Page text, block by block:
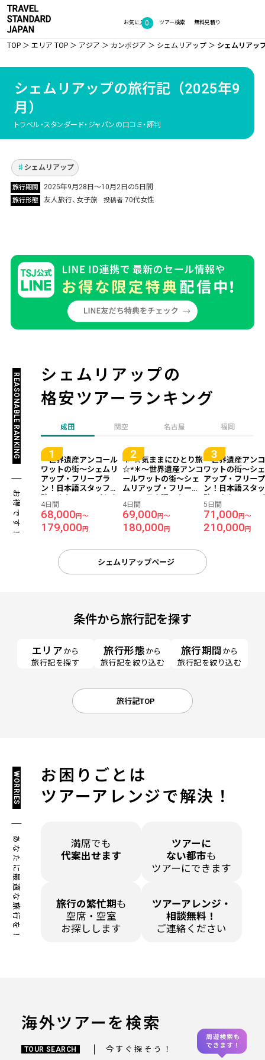
お気に入り
0 無料見積り
ツアー検索
TOP エリア TOP アジア カンボジア シェムリアップ シェムリアッ
シェムリアップの旅行記（2025年9
月）
トラベル・スタンダード・ジャパンの口コミ・評判
Vol.1333
友人と訪れたカンボジアのシェムリアップ！雨
季のアンコールワットと心に残った現地ガイド
ツアーの旅
シェムリアップ
旅行期間 2025年9月28日〜10月2日の5日間
旅行形態 友人旅行 女子旅 投稿者 70代女性
シェムリアップの
格安ツアーランキング
REASONABLE RANKING
お得です！
成田 関空 名古屋 福岡
～世界遺産アンコール
ワットの街～シェムリ
アップ・フリープラ
ン！日本語スタッフ常
地も抜群な隠れ家ホテ
ル『ザ コッカトゥ ネイ
チャー リゾート＆ス
パ』宿泊 4日間《成田
用》●受託手荷物20KG
込み●
4日間
68,000円～
179,000円
＊*☆気ままにひとり旅
☆*＊～世界遺産アンコ
ールワットの街～シェ
ムリアップ・フリープ
常駐で安心！コスパも
立地も抜群な隠れ家ホ
テル『ザ コッカトゥ ネ
イチャー リゾート＆ス
用》●受託手荷物20KG
込み●
4日間
69,000 円～
180,000 円
～世界遺産アン
ワットの街～シ
アップ・フリー
ン！日本語スタ
地も抜群な隠れ
ル『ザ コッカト
チャー リゾート
パ』宿泊 5日間
用》●受託手荷物
込み●
5日間
71,000円～
210,000円
シェムリアップページ
条件から旅行記を探す
エリア から
旅行記を探す
旅行形態 から
旅行記を絞り込む
旅行期間 から
旅行記を絞り込む
旅行記TOP
お困りごとは
ツアーアレンジで解決！
WORRIES
あなたに最適な旅行を！
満席でも
代案出せます
ツアーに
ない都市も
ツアーにできます
旅行の繁忙期 も
空席・空室
お探しします
ツアーアレンジ・
相談無料！
ご連絡ください
海外ツアーを検索
TOUR SEARCH 今すぐ探そう！